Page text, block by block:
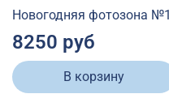
Новогодняя фотозона №1
8250 руб
В корзину